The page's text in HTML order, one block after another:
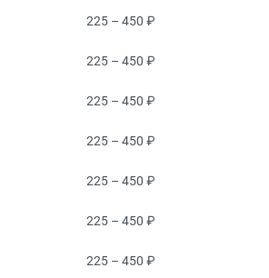
225 – 450 ₽
225 – 450 ₽
225 – 450 ₽
225 – 450 ₽
225 – 450 ₽
225 – 450 ₽
225 – 450 ₽